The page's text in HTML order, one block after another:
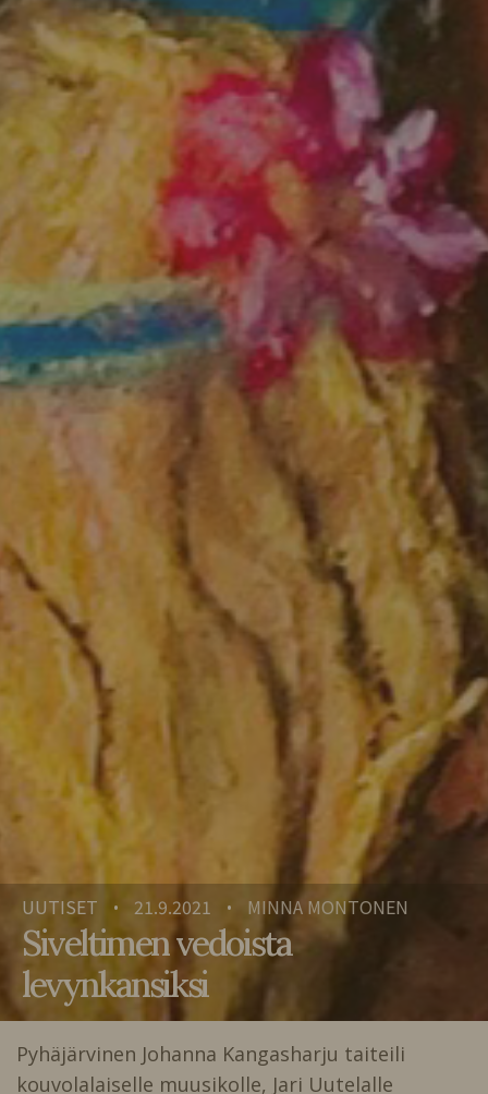
UUTISET • 21.9.2021 • MINNA MONTONEN
Siveltimen vedoista
levynkansiksi
Pyhäjärvinen Johanna Kangasharju taiteili
kouvolalaiselle muusikolle, Jari Uutelalle